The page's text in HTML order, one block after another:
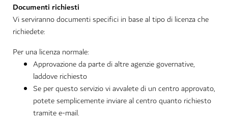
Documenti richiesti
Vi serviranno documenti specifici in base al tipo di licenza che
richiedete:
Per una licenza normale:
Approvazione da parte di altre agenzie governative,
laddove richiesto
Se per questo servizio vi avvalete di un centro approvato,
potete semplicemente inviare al centro quanto richiesto
tramite e-mail.